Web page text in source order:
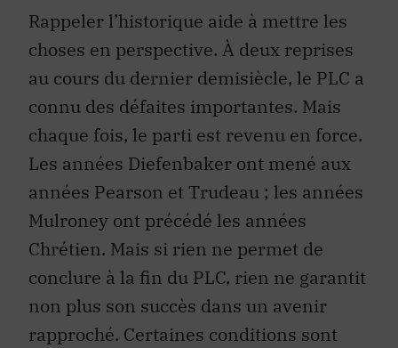
Rappeler l’historique aide à mettre les
choses en perspective. À deux reprises
au cours du dernier demisiècle, le PLC a
connu des défaites importantes. Mais
chaque fois, le parti est revenu en force.
Les années Diefenbaker ont mené aux
années Pearson et Trudeau ; les années
Mulroney ont précédé les années
Chrétien. Mais si rien ne permet de
conclure à la fin du PLC, rien ne garantit
non plus son succès dans un avenir
rapproché. Certaines conditions sont